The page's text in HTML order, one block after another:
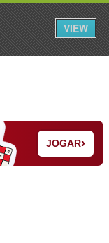
Iniciar Sessão
JOGAR›
VIEW